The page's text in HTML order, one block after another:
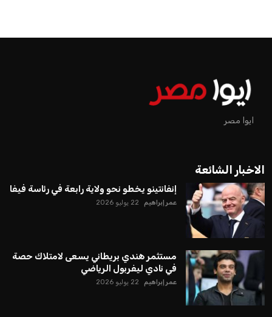
ايوا مصر
الاخبار الشائعة
إنفانتينو يخطو نحو ولاية رابعة في رئاسة فيفا
عمر إبراهيم 22 يوليو 2026
مستثمر هندي بريطاني يسعى لامتلاك حصة
في نادي ليفربول الرياضي
عمر إبراهيم 22 يوليو 2026